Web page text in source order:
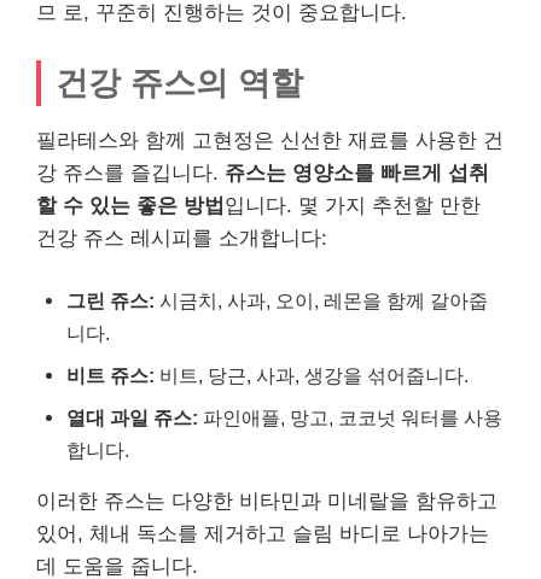
므 로, 꾸준히 진행하는 것이 중요합니다.
건강 쥬스의 역할
필라테스와 함께 고현정은 신선한 재료를 사용한 건
강 쥬스를 즐깁니다. 쥬스는 영양소를 빠르게 섭취
할 수 있는 좋은 방법 입니다. 몇 가지 추천할 만한
건강 쥬스 레시피를 소개합니다:
그린 쥬스: 시금치, 사과, 오이, 레몬을 함께 갈아줍
니다.
비트 쥬스: 비트, 당근, 사과, 생강을 섞어줍니다.
열대 과일 쥬스: 파인애플, 망고, 코코넛 워터를 사용
합니다.
이러한 쥬스는 다양한 비타민과 미네랄을 함유하고
있어, 체내 독소를 제거하고 슬림 바디로 나아가는
데 도움을 줍니다.